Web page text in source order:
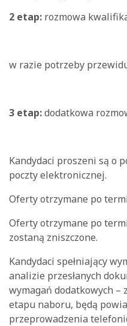
2 etap: rozmowa
w razie potrzeby
3 etap:dodatkowa
Kandydaci proszeni są o
poczty elektronicznej.
Oferty otrzymane po
Oferty otrzymane po
zostaną zniszczone.
Kandydaci spełniający
analizie przesłanych
wymagań dodatkowych
etapu naboru, będą
przeprowadzenia